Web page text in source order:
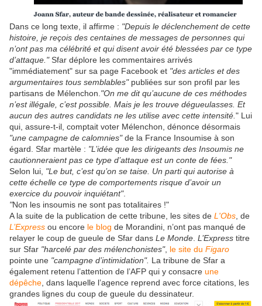
Dans ce long texte, il affirme : "Depuis le déclenchement de cette
histoire, je reçois des centaines de messages de personnes qui
n’ont pas ma célébrité et qui disent avoir été blessées par ce type
d’attaque."Sfar déplore les commentaires arrivés
"immédiatement" sur sa page Facebook et "des articles et des
argumentaires tous semblables"publiées sur son profil par les
partisans de Mélenchon. "On me dit qu’aucune de ces méthodes
n’est illégale, c’est possible. Mais je les trouve dégueulasses. Et
aucun des autres candidats ne les utilise avec cette intensité. " Lui
qui, assure-t-il, comptait voter Mélenchon, dénonce désormais
"une campagne de calomnies"de la France Insoumise à son
égard. Sfar martèle : "L’idée que les dirigeants des Insoumis ne
cautionneraient pas ce type d’attaque est un conte de fées."
Selon lui, "Le but, c’est qu’on se taise. Un parti qui autorise à
cette échelle ce type de comportements risque d’avoir un
exercice du pouvoir inquiétant".
"Non les insoumis ne sont pas totalitaires !"
A la suite de la publication de cette tribune, les sites de L'Obs , de
L’Express ou encore le blog de Morandini, n’ont pas manqué de
relayer le coup de gueule de Sfar dans Le Monde L’Express titre
sur Sfar "harcelé par des mélenchonistes", le site du Figaro
pointe une "campagne d’intimidation". La tribune de Sfar a
également retenu l’attention de l’AFP qui y consacre une
dépêche , dans laquelle l’agence reprend avec force citations, les
grandes lignes du coup de gueule du dessinateur.